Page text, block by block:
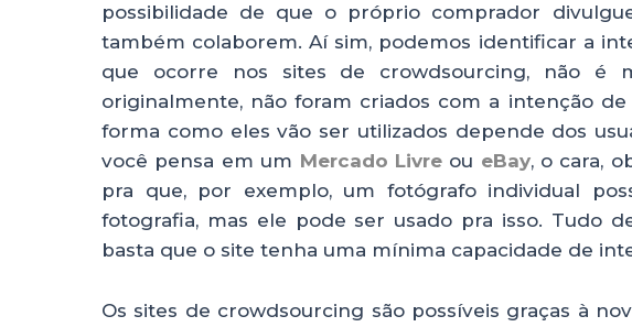
possibilidade de que o próprio comprador
também colaborem. Aí sim, podemos identificar a
que ocorre nos sites de crowdsourcing, não é
originalmente, não foram criados com a intenção
forma como eles vão ser utilizados depende dos
você pensa em um Mercado Livre ou eBay, o cara,
pra que, por exemplo, um fotógrafo individual
fotografia, mas ele pode ser usado pra isso. Tudo
basta que o site tenha uma mínima capacidade de
Os sites de crowdsourcing são possíveis graças à